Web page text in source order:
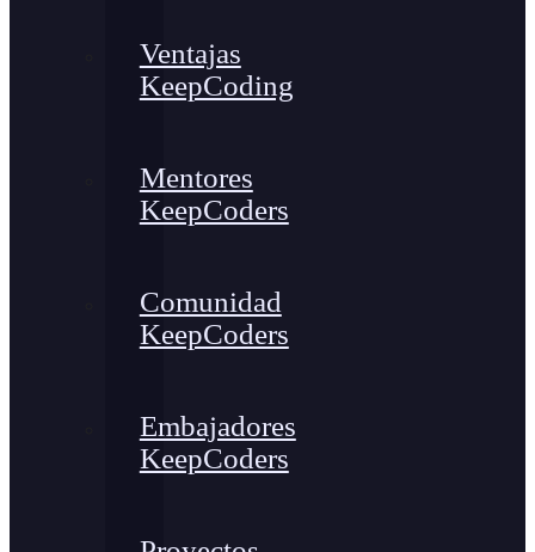
Ventajas
KeepCoding
Mentores
KeepCoders
Comunidad
KeepCoders
Embajadores
KeepCoders